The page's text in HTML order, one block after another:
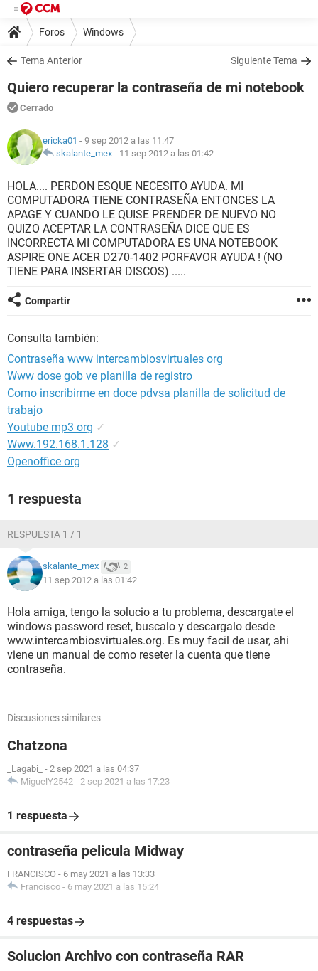
Foros Windows
Tema Anterior Siguiente Tema
Quiero recuperar la contraseña de mi notebook
Cerrado
ericka01 - 9 sep 2012 a las 11:47
skalante_mex - 11 sep 2012 a las 01:42
HOLA.... PERDON ESQUE NECESITO AYUDA. MI
COMPUTADORA TIENE CONTRASEÑA ENTONCES LA
APAGE Y CUANDO LE QUISE PRENDER DE NUEVO NO
QUIZO ACEPTAR LA CONTRASEÑA DICE QUE ES
INCORRECTA MI COMPUTADORA ES UNA NOTEBOOK
ASPIRE ONE ACER D270-1402 PORFAVOR AYUDA ! (NO
TIENE PARA INSERTAR DISCOS) .....
Compartir
Consulta también:
Contraseña www intercambiosvirtuales org
Www dose gob ve planilla de registro
Como inscribirme en doce pdvsa planilla de solicitud de
trabajo
Youtube mp3 org ✓
Www.192.168.1.128 ✓
Openoffice org
1 respuesta
RESPUESTA 1 / 1
skalante_mex 2
11 sep 2012 a las 01:42
Hola amiga, tengo la solucio a tu problema, descargate el
windows password reset, buscalo y descargalo desde
www.intercambiosvirtuales.org. Es muy facil de usar, ahi
viene un manual de como reseter la cuenta que tiene
contraseña.
Discusiones similares
Chatzona
_Lagabi_ - 2 sep 2021 a las 04:37
MiguelY2542 - 2 sep 2021 a las 17:23
1 respuesta
contraseña pelicula Midway
FRANCISCO - 6 may 2021 a las 13:33
Francisco - 6 may 2021 a las 15:24
4 respuestas
Solucion Archivo con contraseña RAR